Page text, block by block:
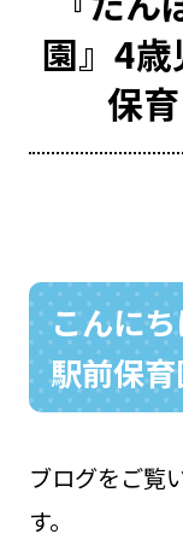
たんぽぽ
海神町南保育
採用情報
048-
園』4
保
こんに
駅前保
ブログをご覧
す。